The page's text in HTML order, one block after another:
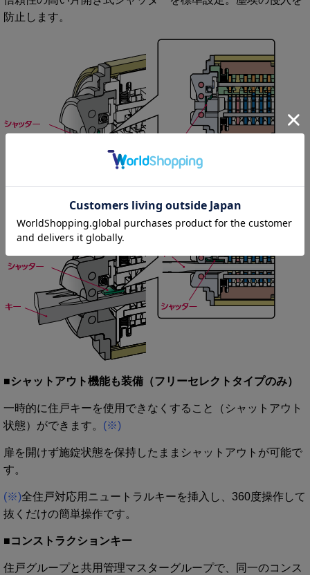
防止します。
■シャットアウト機能も装備（フリーセレクトタイプのみ）
一時的に住戸キーを使用できなくすること（シャットアウト
状態）ができます。 (※)
扉を開けず施錠状態を保持したままシャットアウトが可能で
す。
(※)全住戸対応用ニュートラルキーを挿入し、360度操作して
抜くだけの簡単操作です。
■コンストラクションキー
住戸グループと共用管理マスターグループで、同一のコンス